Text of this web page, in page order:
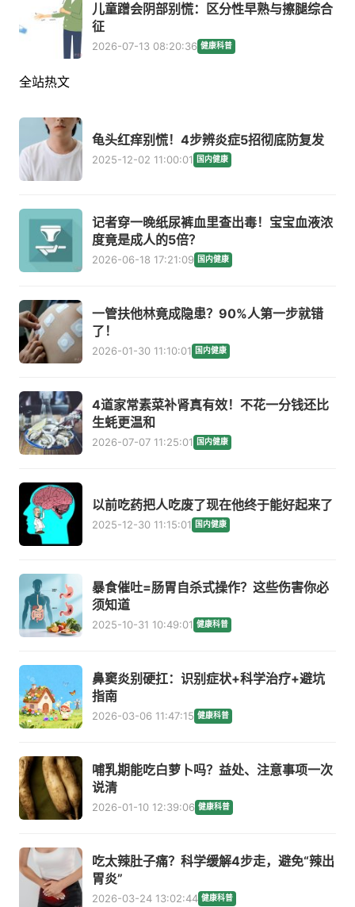
儿童蹭会阴部别慌：区分性早熟与擦腿综合
征
2026-07-13 08:20:36 健康科普
全站热文
龟头红痒别慌！4步辨炎症5招彻底防复发
2025-12-02 11:00:01 国内健康
记者穿一晚纸尿裤血里查出毒！宝宝血液浓
度竟是成人的5倍？
2026-06-18 17:21:09 国内健康
一管扶他林竟成隐患？90%人第一步就错
了！
2026-01-30 11:10:01 国内健康
4道家常素菜补肾真有效！不花一分钱还比
生蚝更温和
2026-07-07 11:25:01 国内健康
以前吃药把人吃废了现在他终于能好起来了
2025-12-30 11:15:01 国内健康
暴食催吐=肠胃自杀式操作？这些伤害你必
须知道
2025-10-31 10:49:01 健康科普
鼻窦炎别硬扛：识别症状+科学治疗+避坑
指南
2026-03-06 11:47:15 健康科普
哺乳期能吃白萝卜吗？益处、注意事项一次
说清
2026-01-10 12:39:06 健康科普
吃太辣肚子痛？科学缓解4步走，避免“辣出
胃炎”
2026-03-24 13:02:44 健康科普